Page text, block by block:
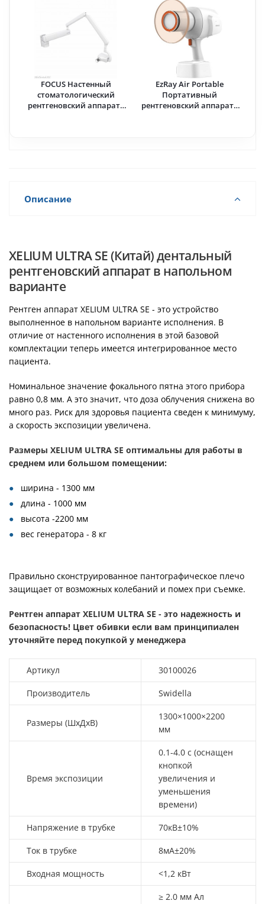
FOCUS Настенный
стоматологический
рентгеновский аппарат ·
EzRay Air Portable
Портативный
рентгеновский аппарат ·
Описание
XELIUM ULTRA SE (Китай) дентальный
рентгеновский аппарат в напольном
варианте
Рентген аппарат XELIUM ULTRA SE - это устройство
выполненное в напольном варианте исполнения. В
отличие от настенного исполнения в этой базовой
комплектации теперь имеется интегрированное место
пациента.
Номинальное значение фокального пятна этого прибора
равно 0,8 мм. А это значит, что доза облучения снижена во
много раз. Риск для здоровья пациента сведен к минимуму,
а скорость экспозиции увеличена.
Размеры XELIUM ULTRA SE оптимальны для работы в
среднем или большом помещении:
ширина - 1300 мм
длина - 1000 мм
высота -2200 мм
вес генератора - 8 кг
Правильно сконструированное пантографическое плечо
защищает от возможных колебаний и помех при съемке.
Рентген аппарат XELIUM ULTRA SE - это надежность и
безопасность! Цвет обивки если вам принципиален
уточняйте перед покупкой у менеджера
Артикул 30100026
Производитель Swidella
Размеры (ШхДхВ)
1300×1000×2200
мм
Время экспозиции
0.1-4.0 с (оснащен
кнопкой
увеличения и
уменьшения
времени)
Напряжение в трубке 70кВ±10%
Ток в трубке 8мА±20%
Входная мощность <1,2 кВт
≥ 2.0 мм Ал